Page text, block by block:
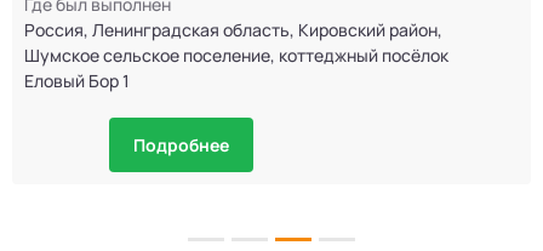
Россия, Ленинградская область, Кировский район,
Шумское сельское поселение, коттеджный посёлок
Еловый Бор 1
Подробнее